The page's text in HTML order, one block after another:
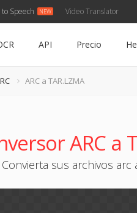
Speech Video Translator
API Precio
ARC a TAR.LZMA
ARC a
Convierta sus archivos